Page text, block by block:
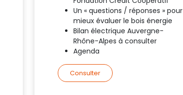
Un « questions / réponses » pour
mieux évaluer le bois énergie
Bilan électrique Auvergne-
Rhône-Alpes à consulter
Agenda
Consulter